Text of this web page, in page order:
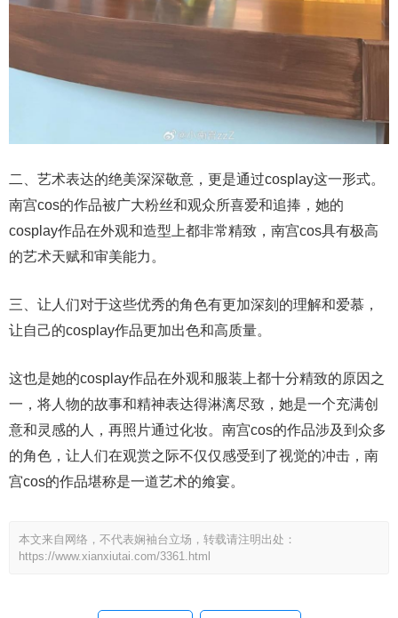
二、艺术表达的绝美深深敬意，更是通过cosplay这一形式。
南宫cos的作品被广大粉丝和观众所喜爱和追捧，她的
cosplay作品在外观和造型上都非常精致，南宫cos具有极高
的艺术天赋和审美能力。
三、让人们对于这些优秀的角色有更加深刻的理解和爱慕，
让自己的cosplay作品更加出色和高质量。
这也是她的cosplay作品在外观和服装上都十分精致的原因之
一，将人物的故事和精神表达得淋漓尽致，她是一个充满创
意和灵感的人，再照片通过化妆。南宫cos的作品涉及到众多
的角色，让人们在观赏之际不仅仅感受到了视觉的冲击，南
宫cos的作品堪称是一道艺术的飨宴。
本文来自网络，不代表娴袖台立场，转载请注明出处：
https://www.xianxiutai.com/3361.html